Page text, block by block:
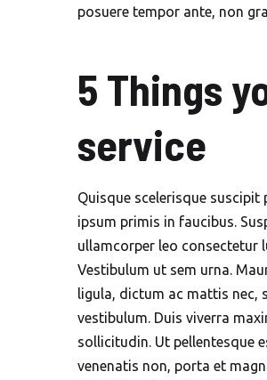
posuere tempor ante, non
5 Things
service
Quisque scelerisque
ipsum primis in faucibus.
ullamcorper leo consectetur
Vestibulum ut sem urna.
ligula, dictum ac mattis nec,
vestibulum. Duis viverra
sollicitudin. Ut pellentesque
venenatis non, porta et